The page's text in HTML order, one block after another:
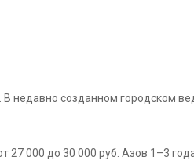
недавно созданном городском
27 000 до 30 000 руб. Азов 1–3